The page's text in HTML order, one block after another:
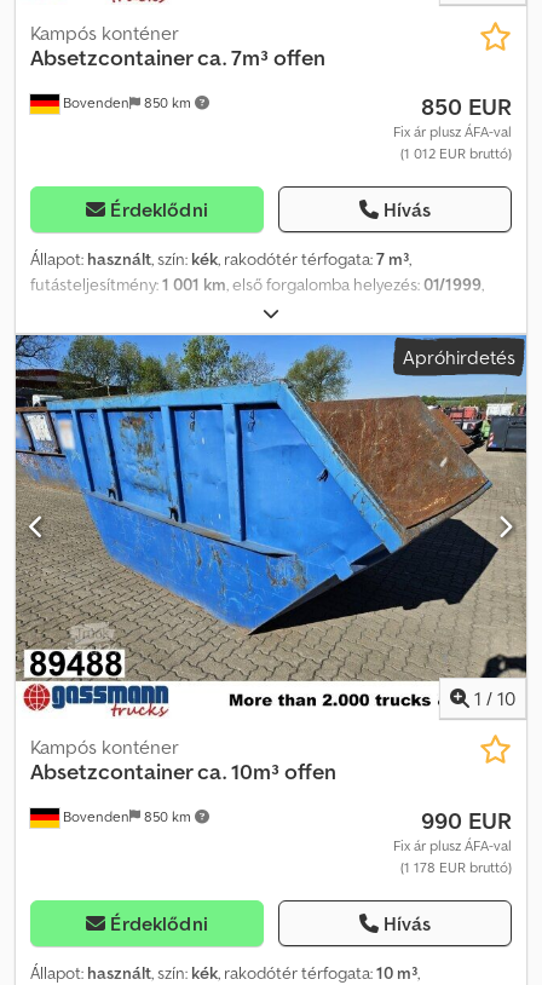
Bovenden 850 km
Kampós konténer
Absetzcontainer ca. 7m³ offen
850 EUR
Fix ár plusz ÁFA-val
(1 012 EUR bruttó)
Érdeklődni Hívás
Állapot: használt, szín: kék, rakodótér térfogata:7 m³,
futásteljesítmény:1 001 km, első forgalomba helyezés:01/1999,
egyéb
Bovenden, Felépítmény: Nyitott cseretartály, kb. 7 m³. A gyártó és a
gyártási év nem állapítható meg, mivel a típustábla hiányzik.
TARTOZÉKADATOK GARANCIA NÉLKÜL, változások, közbenső
értékesítés és tévedések jogát fenntartjuk! Codpoy I A Tcofx
Akweha
Apróhirdetés
1 / 10
Bovenden 850 km
Kampós konténer
Absetzcontainer ca. 10m³ offen
990 EUR
Fix ár plusz ÁFA-val
(1 178 EUR bruttó)
Érdeklődni Hívás
Állapot: használt, szín: kék, rakodótér térfogata:10 m³,